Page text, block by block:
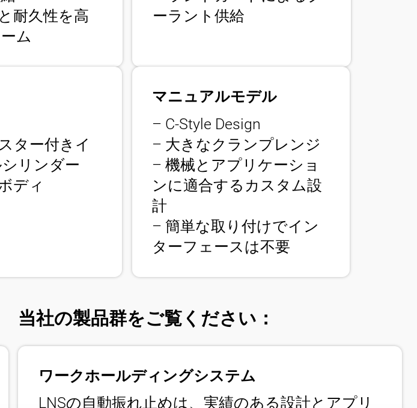
耐久性を高
ム
ーラント供給
ター付きイ
リンダー
ディ
マニュアルモデル
– C-Style Design
– 大きなクランプレンジ
– 機械とアプリケーショ
ンに適合するカスタム設
計
– 簡単な取り付けでイン
ターフェースは不要
当社の製品群をご覧ください：
ワークホールディングシステム
LNSの自動振れ止めは、実績のある設計とアプリ